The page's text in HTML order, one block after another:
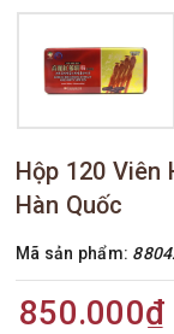
Hộp 120 Viên
Hàn Quốc
Mã sản phẩm:
850.000₫